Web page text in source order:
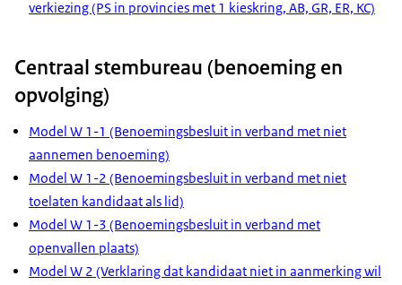
verkiezing (PS in provincies met 1 kieskring, AB, GR, ER, KC)
Centraal stembureau (benoeming en
opvolging)
Model W 1-1 (Benoemingsbesluit in verband met niet
aannemen benoeming)
Model W 1-2 (Benoemingsbesluit in verband met niet
toelaten kandidaat als lid)
Model W 1-3 (Benoemingsbesluit in verband met
openvallen plaats)
Model W 2 (Verklaring dat kandidaat niet in aanmerking wil